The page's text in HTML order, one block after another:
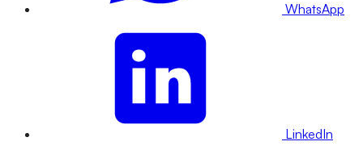
WhatsApp
LinkedIn